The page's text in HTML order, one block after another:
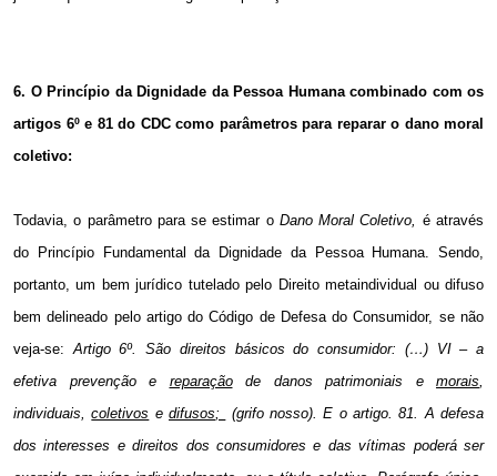
6. O Princípio da Dignidade da Pessoa Humana combinado com os
artigos 6º e 81 do CDC como parâmetros para reparar o dano moral
coletivo:
Todavia, o parâmetro para se estimar o Dano Moral Coletivo, é através
do Princípio Fundamental da Dignidade da Pessoa Humana. Sendo,
portanto, um bem jurídico tutelado pelo Direito metaindividual ou difuso
bem delineado pelo artigo do Código de Defesa do Consumidor, se não
veja-se:Artigo 6º. São direitos básicos do consumidor: (…) VI – a
efetiva prevenção e reparaçãode danos patrimoniais e morais,
individuais,coletivos edifusos; (grifo nosso). E o artigo.81. A defesa
dos interesses e direitos dos consumidores e das vítimas poderá ser